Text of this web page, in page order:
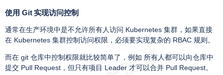
使用 Git 实现访问控制
通常在生产环境中是不允许所有人访问 Kubernetes 集群，如果直接
在 Kubernetes 集群控制访问权限，必须要实现复杂的 RBAC 规则。
而在 git 仓库中控制权限就比较简单了，例如 所有人都可以向仓库中
提交 Pull Request，但只有项目 Leader 才可以合并 Pull Request。